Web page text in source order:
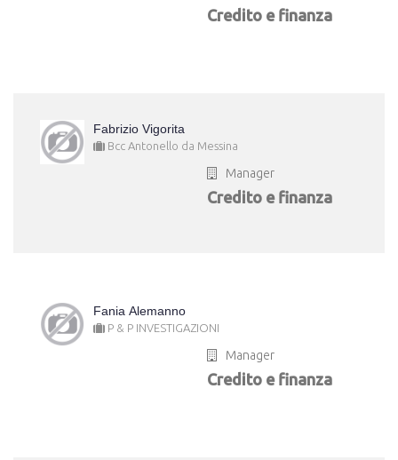
Credito e finanza
Fabrizio Vigorita
Bcc Antonello da Messina
Manager
Credito e finanza
Fania Alemanno
P & P INVESTIGAZIONI
Manager
Credito e finanza